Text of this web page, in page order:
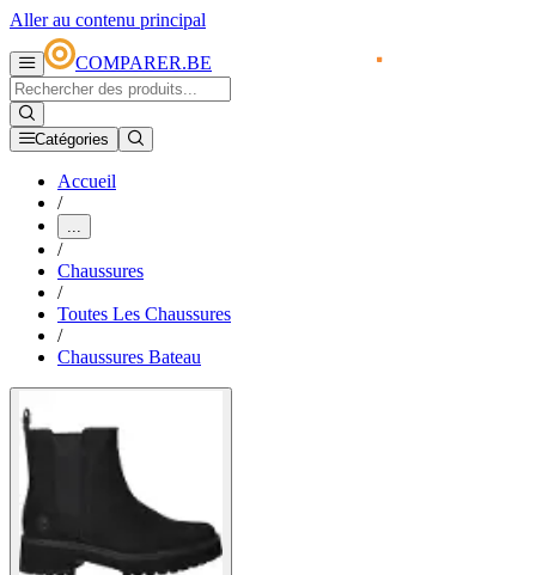
Aller au contenu principal
COMPARER.BE
Catégories
Accueil
/
...
/
Chaussures
/
Toutes Les Chaussures
/
Chaussures Bateau